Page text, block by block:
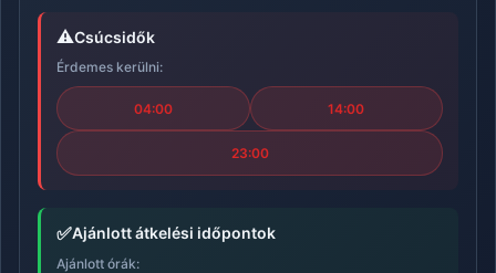
⚠️Csúcsidők
Érdemes kerülni:
04:00 14:00
23:00
✅Ajánlott átkelési időpontok
Ajánlott órák: